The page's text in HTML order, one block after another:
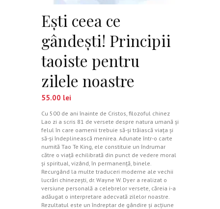
Eşti ceea ce
gândeşti! Principii
taoiste pentru
zilele noastre
55.00 lei
Cu 500 de ani înainte de Cristos, filozoful chinez
Lao zi a scris 81 de versete despre natura umană şi
felul în care oamenii trebuie să-şi trăiască viaţa şi
să-şi îndeplinească menirea. Adunate într-o carte
numită Tao Te King, ele constituie un îndrumar
către o viaţă echilibrată din punct de vedere moral
şi spiritual, vizând, în permanenţă, binele.
Recurgând la multe traduceri moderne ale vechii
lucrări chinezeşti, dr. Wayne W. Dyer a realizat o
versiune personală a celebrelor versete, căreia i-a
adăugat o interpretare adecvată zilelor noastre.
Rezultatul este un îndreptar de gândire şi acţiune